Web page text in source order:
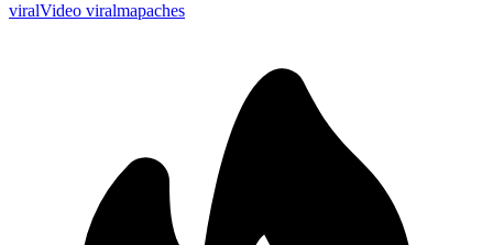
viralVideo viralmapaches